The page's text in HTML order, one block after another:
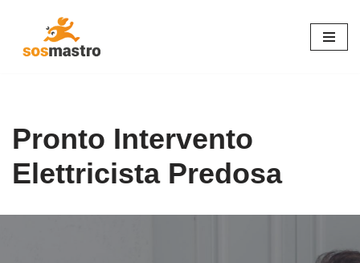
Pronto Intervento
Elettricista Predosa